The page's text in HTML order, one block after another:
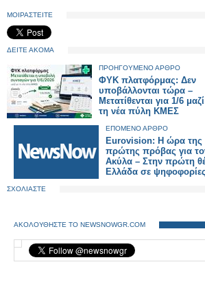
ΜΟΙΡΑΣΤΕΙΤΕ
ΔΕΙΤΕ ΑΚΟΜΑ
ΠΡΟΗΓΟΥΜΕΝΟ ΑΡΘΡΟ
ΦΥΚ πλατφόρμας: Δεν
υποβάλλονται τώρα –
Μετατίθενται για 1/6
τη νέα πύλη ΚΜΕΣ
ΕΠΟΜΕΝΟ ΑΡΘΡΟ
Eurovision: Η ώρα της
πρώτης πρόβας για
Ακύλα – Στην πρώτη
Ελλάδα σε
ΣΧΟΛΙΑΣΤΕ
ΑΚΟΛΟΥΘΗΣΤΕ ΤΟ NEWSNOWGR.COM